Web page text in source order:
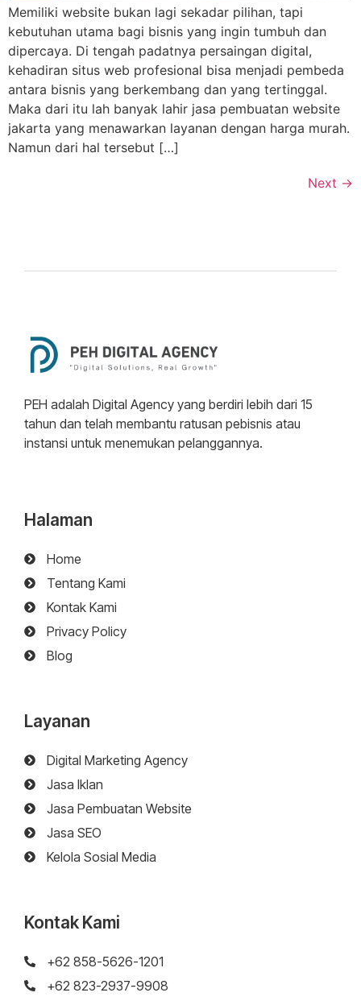
Memiliki website bukan lagi sekadar pilihan, tapi
kebutuhan utama bagi bisnis yang ingin tumbuh dan
dipercaya. Di tengah padatnya persaingan digital,
kehadiran situs web profesional bisa menjadi pembeda
antara bisnis yang berkembang dan yang tertinggal.
Maka dari itu lah banyak lahir jasa pembuatan website
jakarta yang menawarkan layanan dengan harga murah.
Namun dari hal tersebut […]
Next →
PEH adalah Digital Agency yang berdiri lebih dari 15
tahun dan telah membantu ratusan pebisnis atau
instansi untuk menemukan pelanggannya.
Halaman
Home
Tentang Kami
Kontak Kami
Privacy Policy
Blog
Layanan
Digital Marketing Agency
Jasa Iklan
Jasa Pembuatan Website
Jasa SEO
Kelola Sosial Media
Kontak Kami
+62 858-5626-1201
+62 823-2937-9908